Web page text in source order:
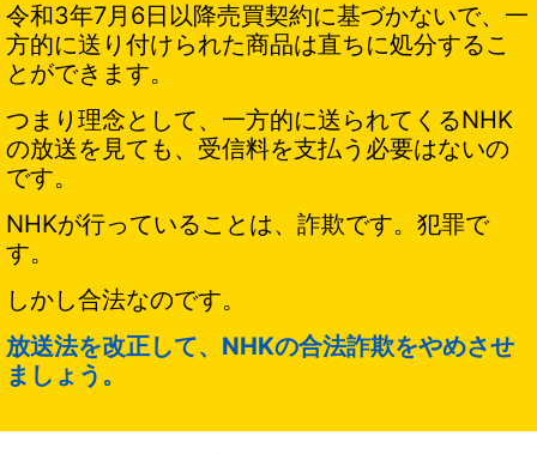
令和3年7月6日以降売買契約に基づかないで、一
方的に送り付けられた商品は直ちに処分するこ
とができます。
つまり理念として、一方的に送られてくるNHK
の放送を見ても、受信料を支払う必要はないの
です。
NHKが行っていることは、詐欺です。犯罪で
す。
しかし合法なのです。
放送法を改正して、NHKの合法詐欺をやめさせ
ましょう。